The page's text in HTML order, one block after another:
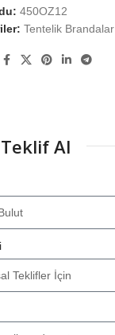
450OZ12
Tentelik Brandalar
Al